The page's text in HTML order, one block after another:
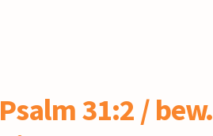
Psalm 31:2 / bew.